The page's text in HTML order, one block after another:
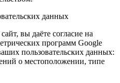
данных
вы даёте согласие на
программ Google
пользовательских данных:
о местоположении, типе